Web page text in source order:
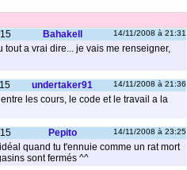
Bahakell 14/11/2008 à 21:31
tout a vrai dire... je vais me renseigner,
undertaker91 14/11/2008 à 21:36
les cours, le code et le travail a la
Pepito 14/11/2008 à 23:25
quand tu t'ennuie comme un rat mort
sont fermés ^^